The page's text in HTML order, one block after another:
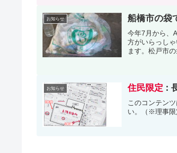
お知らせ 船橋市の袋
今年7月から、
方がいらっし
ます。松戸市
お知らせ 住民限定 :
このコンテン
い。（※理事限